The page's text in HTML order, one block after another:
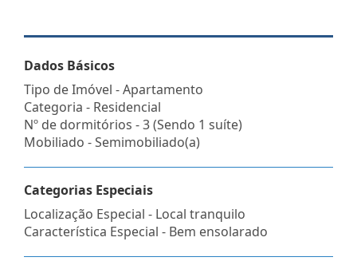
Dados Básicos
Tipo de Imóvel - Apartamento
Categoria - Residencial
Nº de dormitórios - 3 (Sendo 1 suíte)
Mobiliado - Semimobiliado(a)
Categorias Especiais
Localização Especial - Local tranquilo
Característica Especial - Bem ensolarado